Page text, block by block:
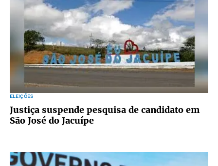
ELEIÇÕES
Justiça suspende pesquisa de candidato em
São José do Jacuípe